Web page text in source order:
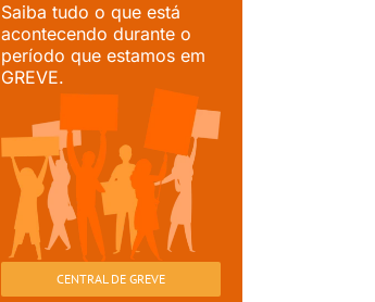
Saiba tudo o que está
acontecendo durante o
período que estamos em
GREVE.
CENTRAL DE GREVE